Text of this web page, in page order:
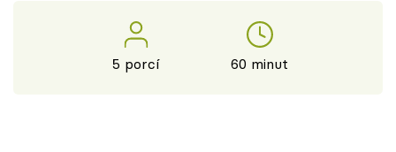
5 porcí 60 minut